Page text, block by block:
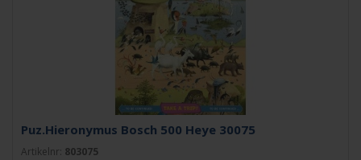
Puz.Hieronymus Bosch 500 Heye 30075
Artikelnr: 803075